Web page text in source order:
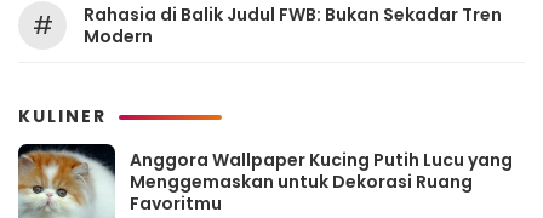
#
Rahasia di Balik Judul FWB: Bukan Sekadar Tren
Modern
KULINER
Anggora Wallpaper Kucing Putih Lucu yang
Menggemaskan untuk Dekorasi Ruang
Favoritmu